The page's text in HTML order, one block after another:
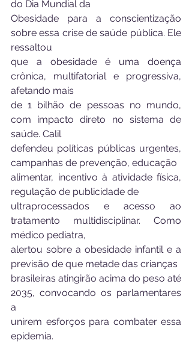
do Dia Mundial da
Obesidade para a conscientização
sobre essa crise de saúde pública. Ele
ressaltou
que a obesidade é uma doença
crônica, multifatorial e progressiva,
afetando mais
de 1 bilhão de pessoas no mundo,
com impacto direto no sistema de
saúde. Calil
defendeu políticas públicas urgentes,
campanhas de prevenção, educação
alimentar, incentivo à atividade física,
regulação de publicidade de
ultraprocessados e acesso ao
tratamento multidisciplinar. Como
médico pediatra,
alertou sobre a obesidade infantil e a
previsão de que metade das crianças
brasileiras atingirão acima do peso até
2035, convocando os parlamentares
a
unirem esforços para combater essa
epidemia.